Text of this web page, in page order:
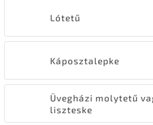
Lótetű
Káposztalepke
Üvegházi molytetű
liszteske